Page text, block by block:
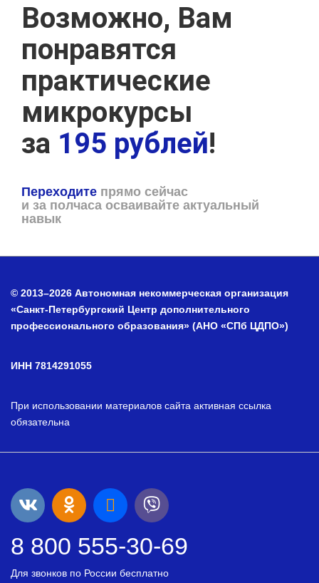
Возможно, Вам
понравятся
практические
микрокурсы
за 195 рублей!
Переходите прямо сейчас
и за полчаса осваивайте актуальный
навык
© 2013–2026 Автономная некоммерческая организация
«Санкт-Петербургский Центр дополнительного
профессионального образования» (АНО «СПб ЦДПО»)
ИНН 7814291055
При использовании материалов сайта активная ссылка
обязательна
8 800 555-30-69
Для звонков по России бесплатно